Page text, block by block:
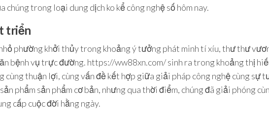
chúng trong loại dung dịch ko kể công nghệ số hôm nay.
triển
phường khởi thủy trong khoảng ý tưởng phát minh tí xíu, thư thư
bệnh vụ trực đường. https://ww88xn.com/ sinh ra trong khoảng thị
thuận lợi, cùng vấn đề kết hợp giữa giải pháp công nghệ cùng sự
phẩm sản phẩm cơ bản, nhưng qua thời điểm, chúng đã giải phóng
cấp cuộc đời hằng ngày.